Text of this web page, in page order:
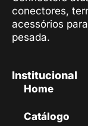
conectores,
acessórios
pesada.
Institucional
Home
Catálogo